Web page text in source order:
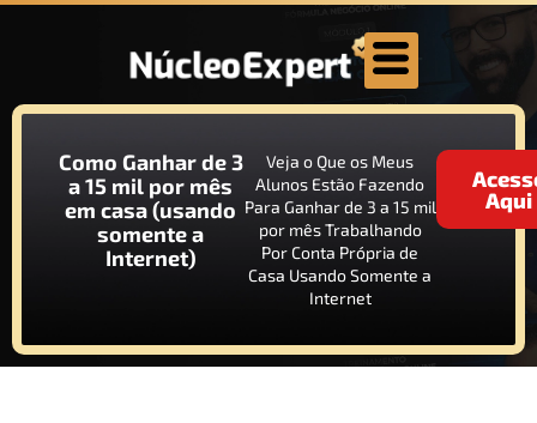
Como Ganhar de 3
a 15 mil por mês
em casa (usando
somente a
Internet)
Veja o Que os Meus
Alunos Estão Fazendo
Para Ganhar de 3 a 15 mil
por mês Trabalhando
Por Conta Própria de
Casa Usando Somente a
Internet
Aqui